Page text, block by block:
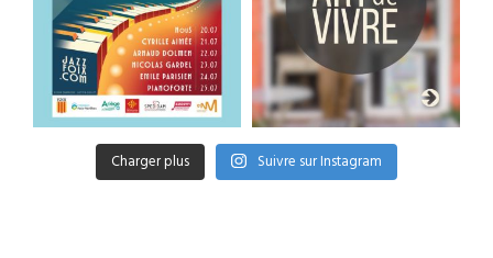
Charger plus Suivre sur Instagram